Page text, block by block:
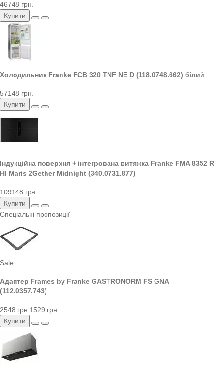
46748 грн.
Купити
Холодильник Franke FCB 320 TNF NE D (118.0748.662) білий
57148 грн.
Купити
Індукційна поверхня + інтегрована витяжка Franke FMA 8352 R
HI Maris 2Gether Midnight (340.0731.877)
109148 грн.
Купити
Спеціальні пропозиції
Sale
Адаптер Frames by Franke GASTRONORM FS GNA
(112.0357.743)
2548 грн. 1529 грн.
Купити